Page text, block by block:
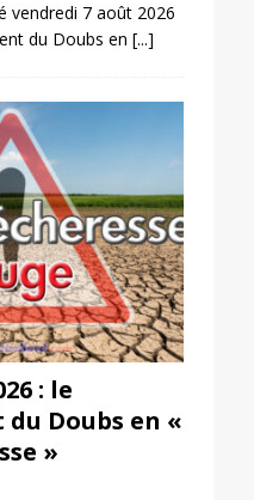
vendredi 7 août 2026
du Doubs en [...]
: le
Doubs en «
»